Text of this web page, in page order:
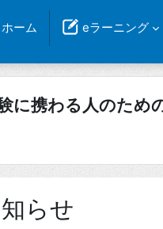
ホーム eラーニング
に携わる人のため
らせ